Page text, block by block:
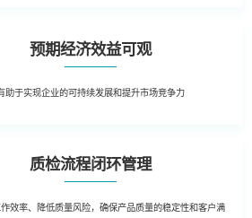
预期经济效益可观
助于实现企业的可持续发展和提升市场竞争力
质检流程闭环管理
效率、降低质量风险，确保产品质量的稳定性和客户满